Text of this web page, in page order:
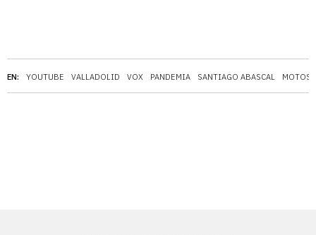
EN: YOUTUBE VALLADOLID VOX PANDEMIA SANTIAGO ABASCAL MOTOS